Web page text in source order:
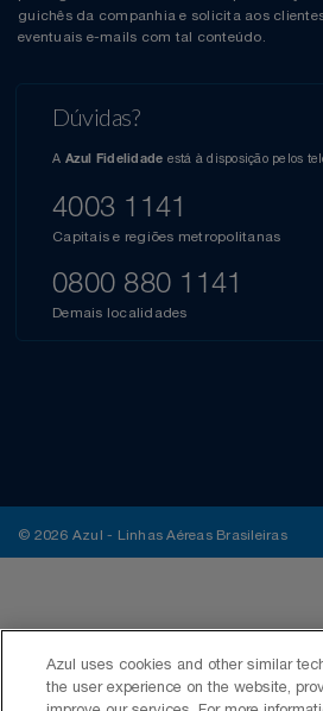
guichês da companhia e solicita aos
eventuais e-mails com tal conteúdo.
Dúvidas?
A Azul Fidelidade está à disposição pelos
4003 1141
Capitais e regiões metropolitanas
0800 880 1141
Demais localidades
© 2026 Azul - Linhas Aéreas Brasileiras
Azul uses cookies and other similar
the user experience on the website,